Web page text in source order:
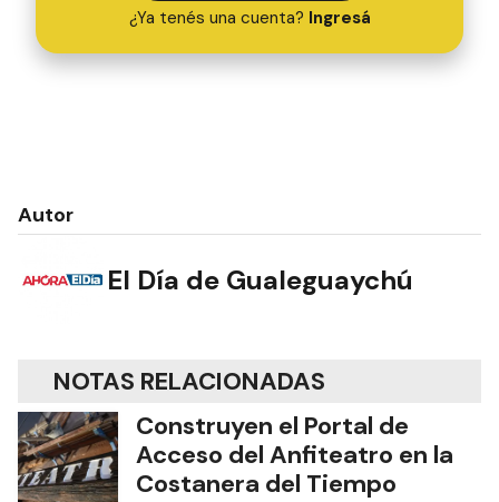
¿Ya tenés una cuenta? Ingresá
Autor
El Día de Gualeguaychú
NOTAS RELACIONADAS
Construyen el Portal de
Acceso del Anfiteatro en la
Costanera del Tiempo